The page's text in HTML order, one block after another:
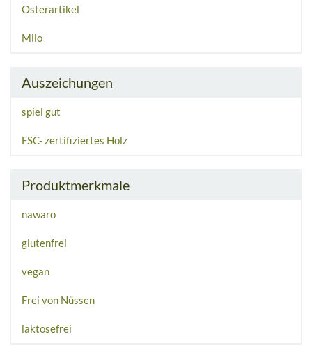
Osterartikel
Milo
Auszeichungen
spiel gut
FSC- zertifiziertes Holz
Produktmerkmale
nawaro
glutenfrei
vegan
Frei von Nüssen
laktosefrei